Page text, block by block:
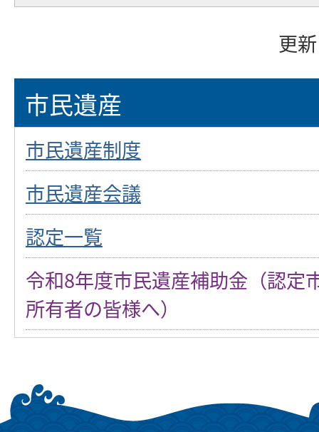
更
市民遺産
市民遺産制度
市民遺産会議
認定一覧
令和8年度市民遺産補助金（認定
所有者の皆様へ）